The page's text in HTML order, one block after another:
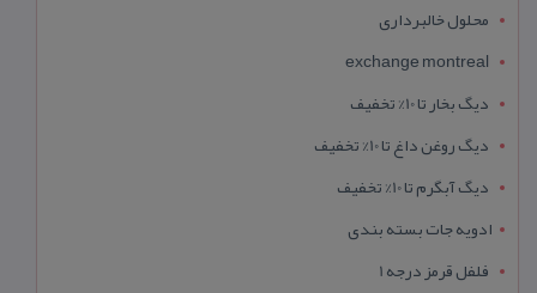
محلول خالبرداری
exchange montreal
دیگ بخار تا 10% تخفیف
دیگ روغن داغ تا 10% تخفیف
دیگ آبگرم تا 10% تخفیف
ادویه جات بسته بندی
فلفل قرمز درجه 1